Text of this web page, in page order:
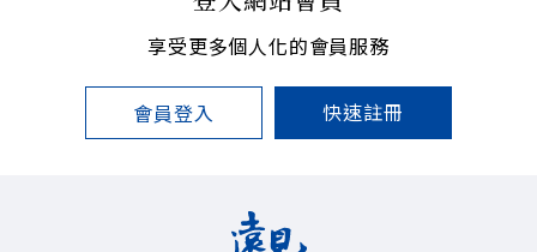
享受更多個人化的會員服務
會員登入 快速註冊